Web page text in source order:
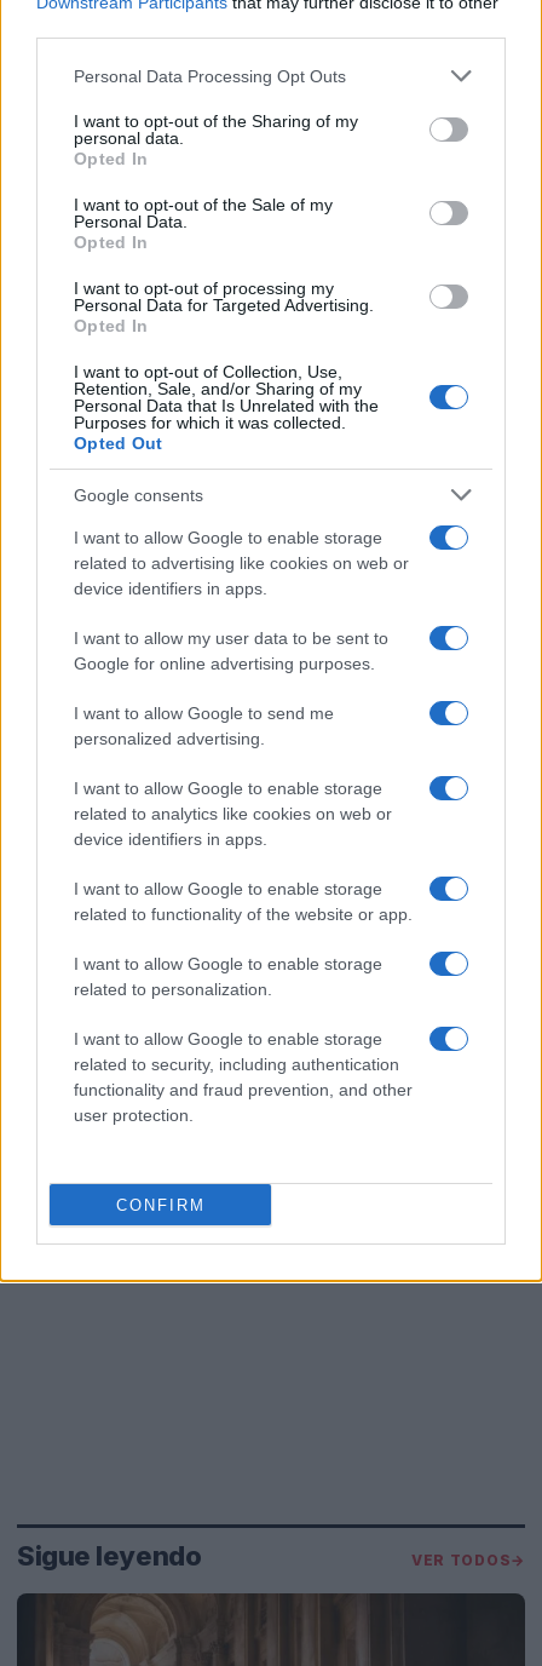
Please note that this website/app uses one or more Google
not limited to your visit or usage behaviour. You may click to
grant or deny consent to Google and its third-party tags to
use your data for below specified purposes in below Google
consent section.
Personal Data Processing Opt Outs
I want to opt-out of the Sharing of my
personal data.
Opted In
I want to opt-out of the Sale of my
Personal Data.
Opted In
I want to opt-out of processing my
Personal Data for Targeted Advertising.
Opted In
I want to opt-out of Collection, Use,
Retention, Sale, and/or Sharing of my
Personal Data that Is Unrelated with the
Purposes for which it was collected.
Opted Out
Google consents
I want to allow Google to enable storage
related to advertising like cookies on web or
device identifiers in apps.
I want to allow my user data to be sent to
Google for online advertising purposes.
I want to allow Google to send me
personalized advertising.
I want to allow Google to enable storage
related to analytics like cookies on web or
device identifiers in apps.
I want to allow Google to enable storage
related to functionality of the website or app.
I want to allow Google to enable storage
related to personalization.
I want to allow Google to enable storage
related to security, including authentication
functionality and fraud prevention, and other
user protection.
CONFIRM
importancia de la transparencia y el rigor en los
procesos judiciales. La anulación del juicio por la
documental no autorizado pone de relieve la
fragilidad de la confianza pública en el sistema
judicial. ¿Puede un jurado formado por ciudadanos
comunes realmente discernir la verdad en medio de
un mar de emociones y percepciones mediáticas?
Es crucial no solo que los procesos judiciales sean
tales por el público. Al final, la justicia no solo se
mide por los veredictos, sino también por la
confianza que la gente tiene en ella.
Newz Editorial Staff
Los contenidos son curados por la redacción
con el apoyo de herramientas digitales y
independientes.
How we work — our editorial standards
Sigue leyendo VER TODOS→